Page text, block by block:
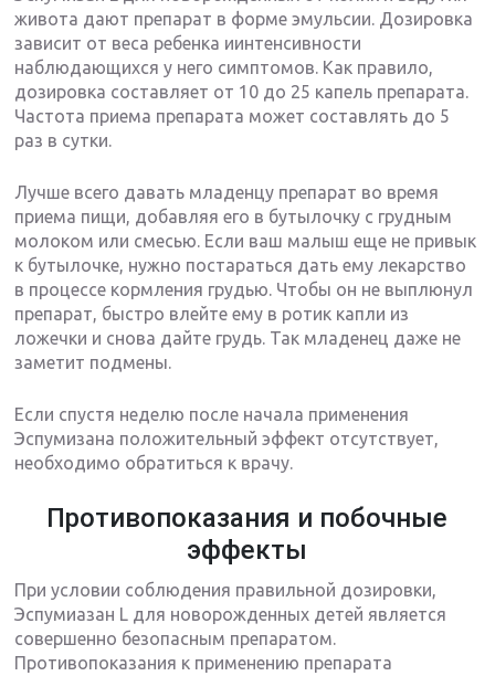
живота дают препарат в форме эмульсии. Дозировка
зависит от веса ребенка иинтенсивности
наблюдающихся у него симптомов. Как правило,
дозировка составляет от 10 до 25 капель препарата.
Частота приема препарата может составлять до 5
раз в сутки.
Лучше всего давать младенцу препарат во время
приема пищи, добавляя его в бутылочку с грудным
молоком или смесью. Если ваш малыш еще не привык
к бутылочке, нужно постараться дать ему лекарство
в процессе кормления грудью. Чтобы он не выплюнул
препарат, быстро влейте ему в ротик капли из
ложечки и снова дайте грудь. Так младенец даже не
заметит подмены.
Если спустя неделю после начала применения
Эспумизана положительный эффект отсутствует,
необходимо обратиться к врачу.
Противопоказания и побочные
эффекты
При условии соблюдения правильной дозировки,
Эспумиазан L для новорожденных детей является
совершенно безопасным препаратом.
Противопоказания к применению препарата